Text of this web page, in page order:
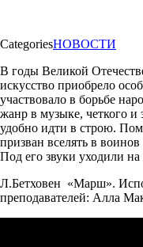
CategoriesНОВОСТИ
В годы Великой
искусство приобрело
участвовало в борьбе
жанр в музыке, четкого и
удобно идти в строю.
призван вселять в
Под его звуки уходили
Л.Бетховен «Марш».
преподавателей: Алла